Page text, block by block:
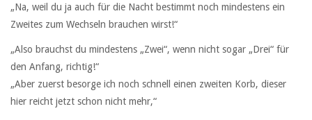
„Na, weil du ja auch für die Nacht bestimmt noch mindestens ein
Zweites zum Wechseln brauchen wirst!“
„Also brauchst du mindestens „Zwei“, wenn nicht sogar „Drei“ für
den Anfang, richtig!“
„Aber zuerst besorge ich noch schnell einen zweiten Korb, dieser
hier reicht jetzt schon nicht mehr,“